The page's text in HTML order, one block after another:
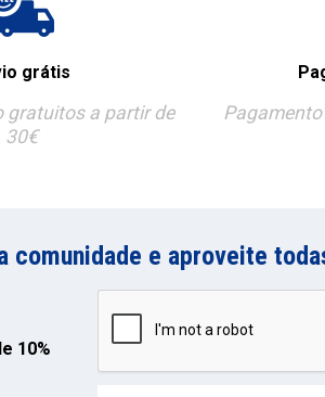
grátis
gratuitos a partir de
30€
comunidade e aproveite
10%